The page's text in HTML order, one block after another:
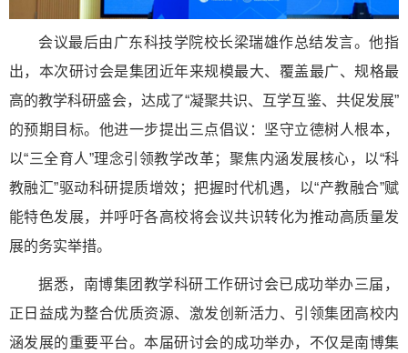
会议最后由广东科技学院校长梁瑞雄作总结发言。他指
出，本次研讨会是集团近年来规模最大、覆盖最广、规格最
高的教学科研盛会，达成了“凝聚共识、互学互鉴、共促发展”
的预期目标。他进一步提出三点倡议：坚守立德树人根本，
以“三全育人”理念引领教学改革；聚焦内涵发展核心，以“科
教融汇”驱动科研提质增效；把握时代机遇，以“产教融合”赋
能特色发展，并呼吁各高校将会议共识转化为推动高质量发
展的务实举措。
据悉，南博集团教学科研工作研讨会已成功举办三届，
正日益成为整合优质资源、激发创新活力、引领集团高校内
涵发展的重要平台。本届研讨会的成功举办，不仅是南博集